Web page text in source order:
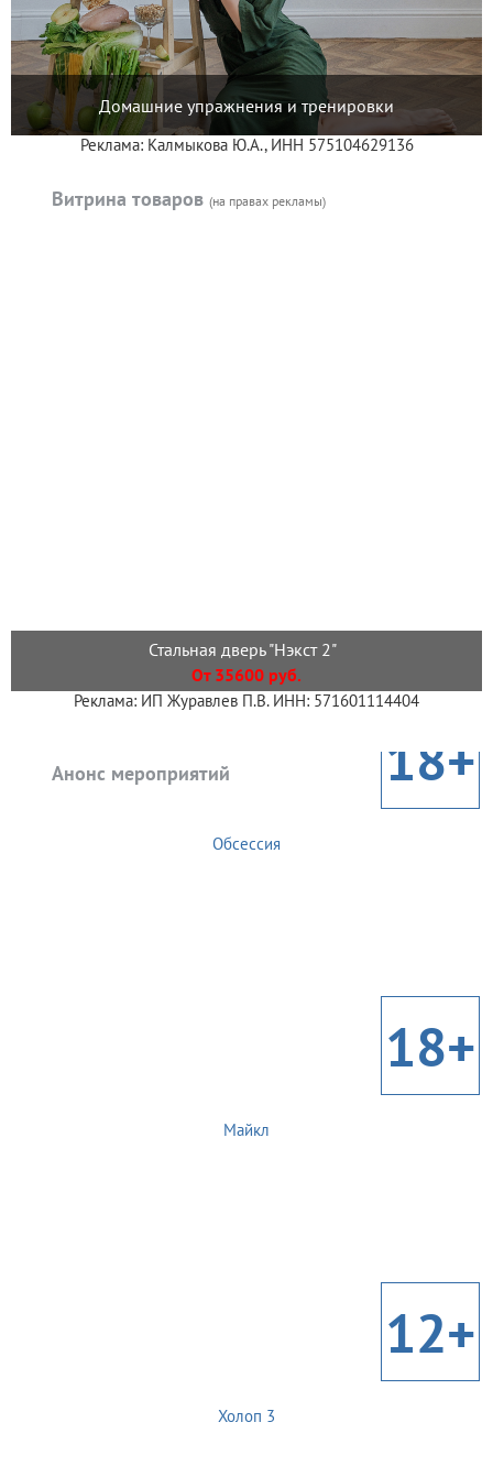
Домашние упражнения и тренировки
Реклама: Калмыкова Ю.А., ИНН 575104629136
Витрина товаров (на правах рекламы)
Стальная дверь "Нэкст 2"
От 35600 руб.
Реклама: ИП Журавлев П.В. ИНН: 571601114404
Анонс мероприятий 18+
Обсессия
18+
Майкл
12+
Холоп 3